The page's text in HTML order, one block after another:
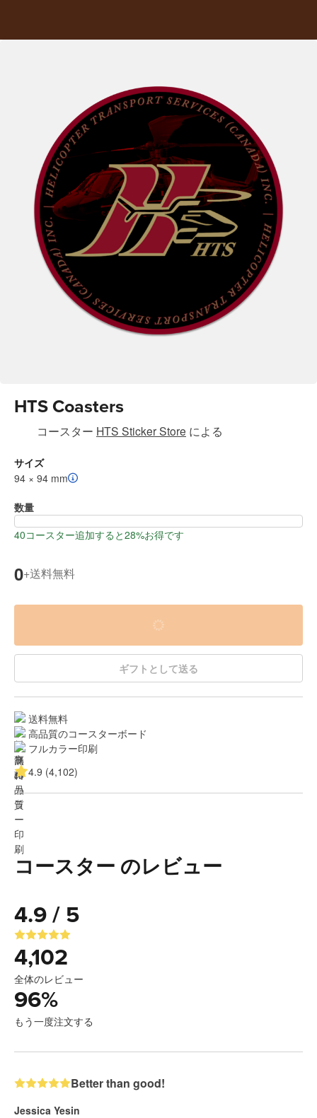
HTS Coasters
コースター HTS Sticker Store による
サイズ
94 × 94 mm
数量
40コースター追加すると28%お得です
0+送料無料
ギフトとして送る
送料無料
高品質のコースターボード
フルカラー印刷
4.9 (4,102)
コースター のレビュー
4.9 / 5
4,102
全体のレビュー
96%
もう一度注文する
Better than good!
Jessica Yesin